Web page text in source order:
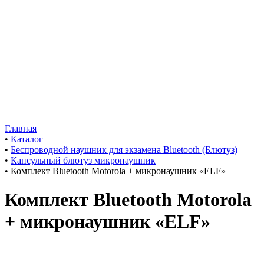
Главная
• Каталог
• Беспроводной наушник для экзамена Bluetooth (Блютуз)
• Капсульный блютуз микронаушник
• Комплект Bluetooth Motorola + микронаушник «ELF»
Комплект Bluetooth Motorola
+ микронаушник «ELF»